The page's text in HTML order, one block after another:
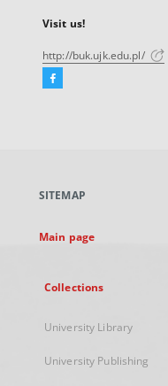
Visit us!
http://buk.ujk.edu.pl/
Facebook
new
SITEMAP
Main page
Collections
University Library
University Publishing